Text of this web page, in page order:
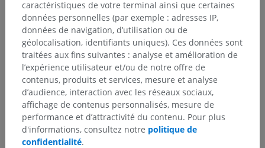
Traductions
Vous avez vu une erreur ?
N’hésitez pas à nous suggérer une correction, une
traduction, une amélioration de contenu.
Signaler un problème
caractéristiques de votre terminal ainsi que certaines
données personnelles (par exemple : adresses IP,
données de navigation, d’utilisation ou de
géolocalisation, identifiants uniques). Ces données sont
traitées aux fins suivantes : analyse et amélioration de
l’expérience utilisateur et/ou de notre offre de
contenus, produits et services, mesure et analyse
d’audience, interaction avec les réseaux sociaux,
affichage de contenus personnalisés, mesure de
performance et d’attractivité du contenu. Pour plus
d'informations, consultez notre politique de
confidentialité.